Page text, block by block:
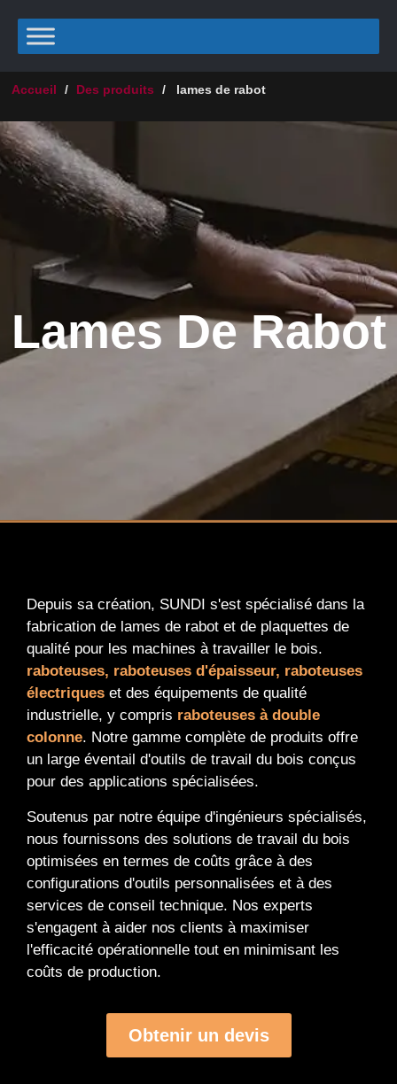
Accueil / Des produits / lames de rabot
Lames De Rabot
Depuis sa création, SUNDI s'est spécialisé dans la
fabrication de lames de rabot et de plaquettes de
qualité pour les machines à travailler le bois.
raboteuses, raboteuses d'épaisseur, raboteuses
électriques et des équipements de qualité
industrielle, y compris raboteuses à double
colonne. Notre gamme complète de produits offre
un large éventail d'outils de travail du bois conçus
pour des applications spécialisées.
Soutenus par notre équipe d'ingénieurs spécialisés,
nous fournissons des solutions de travail du bois
optimisées en termes de coûts grâce à des
configurations d'outils personnalisées et à des
services de conseil technique. Nos experts
s'engagent à aider nos clients à maximiser
l'efficacité opérationnelle tout en minimisant les
coûts de production.
Obtenir un devis